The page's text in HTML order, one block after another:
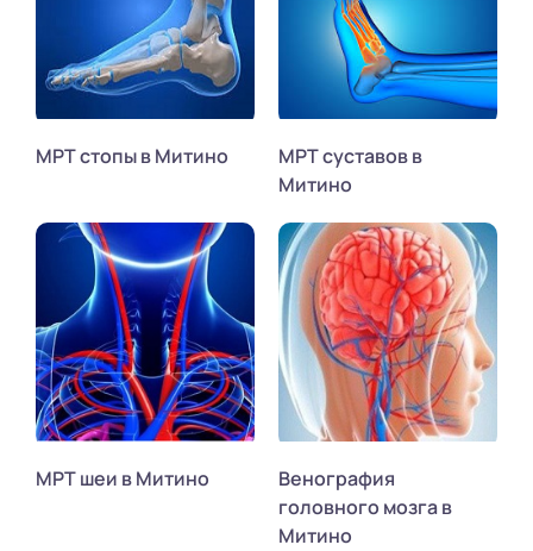
МРТ стопы в Митино
МРТ суставов в
Митино
МРТ шеи в Митино
Венография
головного мозга в
Митино